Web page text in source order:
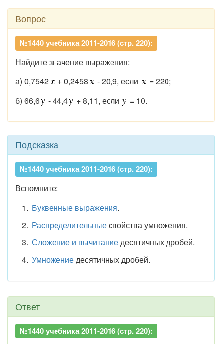
Вопрос
№1440 учебника 2011-2016 (стр. 220):
Найдите значение выражения:
а) 0,7542
+ 0,2458 - 20,9, если
= 220;
б) 66,6
- 44,4 + 8,11, если = 10.
Подсказка
№1440 учебника 2011-2016 (стр. 220):
Вспомните:
Буквенные выражения.
Распределительныесвойства умножения.
Сложение и вычитаниедесятичных дробей.
Умножениедесятичных дробей.
Ответ
№1440 учебника 2011-2016 (стр. 220):